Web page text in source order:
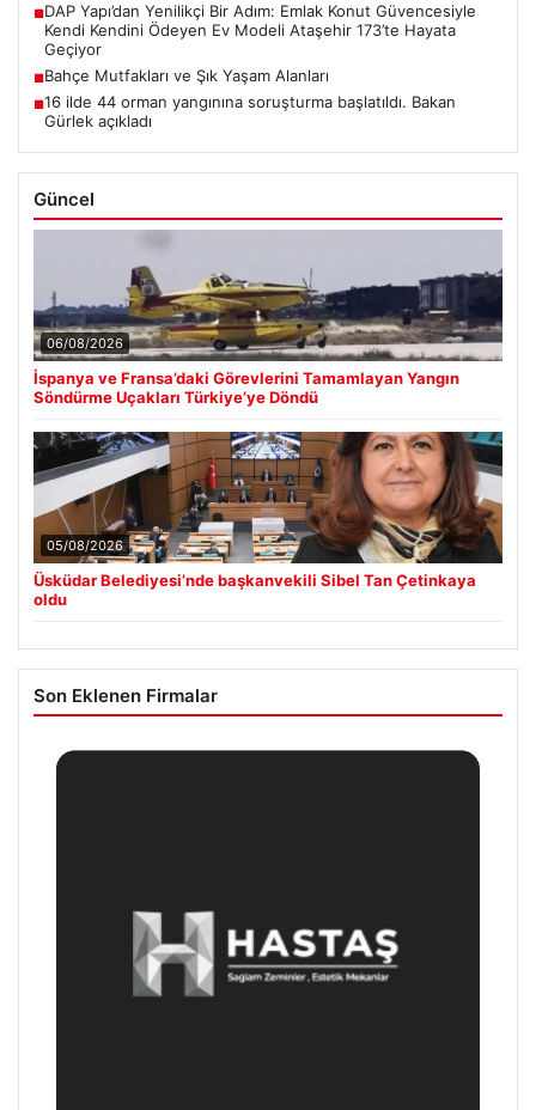
■DAP Yapı’dan Yenilikçi Bir Adım: Emlak Konut Güvencesiyle
Kendi Kendini Ödeyen Ev Modeli Ataşehir 173’te Hayata
Geçiyor
■Bahçe Mutfakları ve Şık Yaşam Alanları
■16 ilde 44 orman yangınına soruşturma başlatıldı. Bakan
Gürlek açıkladı
Güncel
06/08/2026
İspanya ve Fransa’daki Görevlerini Tamamlayan Yangın
Söndürme Uçakları Türkiye’ye Döndü
05/08/2026
Üsküdar Belediyesi’nde başkanvekili Sibel Tan Çetinkaya
oldu
Son Eklenen Firmalar